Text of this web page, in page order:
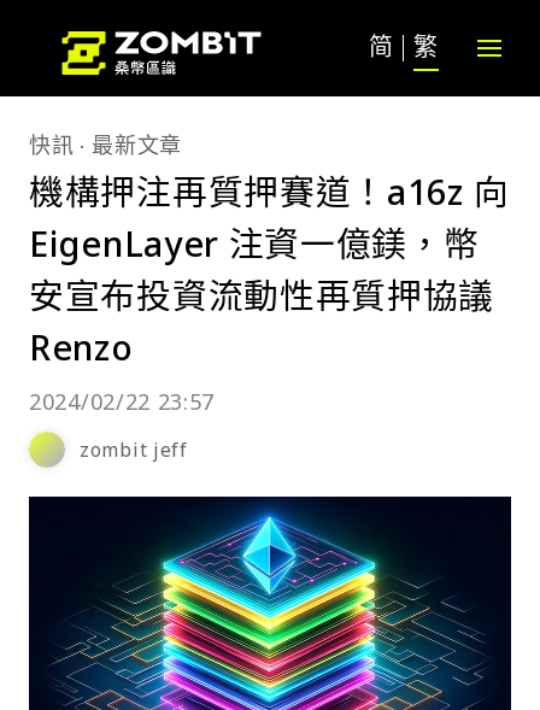
简 繁
快訊 最新文章
機構押注再質押賽道！a16z 向
EigenLayer 注資一億鎂，幣
安宣布投資流動性再質押協議
Renzo
2024/02/22 23:57
zombit jeff